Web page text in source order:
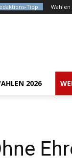
Tipp Wahlen
2026